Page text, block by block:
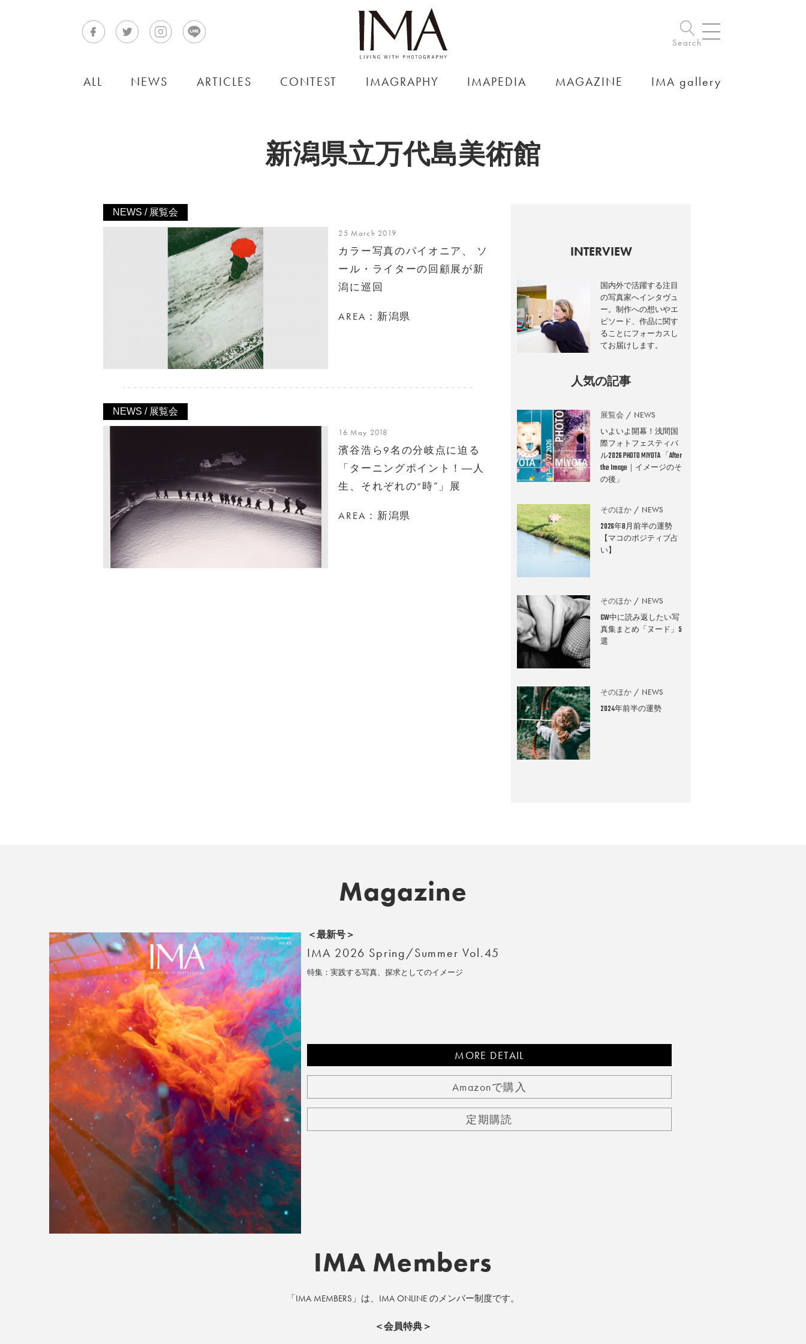
Search
ALL NEWS ARTICLES CONTEST IMAGRAPHY IMAPEDIA MAGAZINE IMA gallery
新潟県立万代島美術館
NEWS / 展覧会
25 March 2019
カラー写真のパイオニア、 ソ
ール・ライターの回顧展が新
潟に巡回
AREA：新潟県
NEWS / 展覧会
16 May 2018
濱谷浩ら9名の分岐点に迫る
「ターニングポイント！―人
生、それぞれの“時”」展
AREA：新潟県
INTERVIEW
国内外で活躍する注目
の写真家へインタヴュ
ー。制作への想いやエ
ピソード、作品に関す
ることにフォーカスし
てお届けします。
人気の記事
展覧会 NEWS
いよいよ開幕！浅間国
際フォトフェスティバ
ル2026 PHOTO MIYOTA 「After
the Image｜イメージのそ
の後」
そのほか NEWS
2026年8月前半の運勢
【マコのポジティブ占
い】
そのほか NEWS
GW中に読み返したい写
真集まとめ「ヌード」5
選
そのほか NEWS
2024年前半の運勢
Magazine
>>全国の取り扱い店舗
＜最新号＞
IMA 2026 Spring/Summer Vol.45
特集：実践する写真、探求としてのイメージ
MORE DETAIL
Amazonで購入
定期購読
IMA Members
「IMA MEMBERS」は、IMA ONLINE のメンバー制度です。
＜会員特典＞